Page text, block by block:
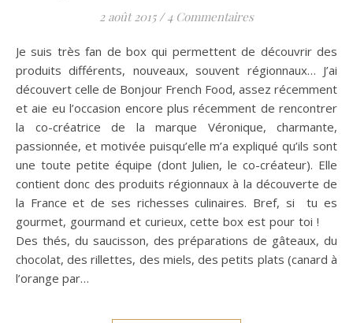
2 août 2015 / 4 Commentaires
Je suis très fan de box qui permettent de découvrir des
produits différents, nouveaux, souvent régionnaux… J’ai
découvert celle de Bonjour French Food, assez récemment
et aie eu l’occasion encore plus récemment de rencontrer
la co-créatrice de la marque Véronique, charmante,
passionnée, et motivée puisqu’elle m’a expliqué qu’ils sont
une toute petite équipe (dont Julien, le co-créateur). Elle
contient donc des produits régionnaux à la découverte de
la France et de ses richesses culinaires. Bref, si tu es
gourmet, gourmand et curieux, cette box est pour toi !
Des thés, du saucisson, des préparations de gâteaux, du
chocolat, des rillettes, des miels, des petits plats (canard à
l’orange par…